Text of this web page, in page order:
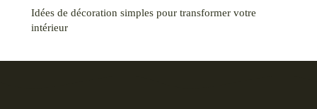
Idées de décoration simples pour transformer votre
intérieur